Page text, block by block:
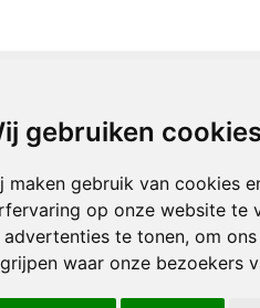
gebruiken
maken gebruik van cookies
op onze website te
advertenties te tonen, om
waar onze bezoekers
u graag!
geformuleerd. HG-nus
gedragsregelsen de